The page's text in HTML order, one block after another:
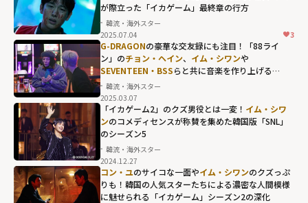
TOGETHER)
らが
顔を揃えた
「THE
SEASONS」年末
特番"
width="304"
height="203"
loading="lazy"
fetchpriority="h
igh">
が際立った「イカゲーム」最終章の行方
韓流・海外スター
2025.07.04
3
G-DRAGONの豪華な交友録にも注目！「88ライ
ン」のチョン・ヘイン、 イム・シワンや
SEVENTEEN・BSSらと共に音楽を作り上げる
「Good Day」
韓流・海外スター
2025.03.07
「イカゲーム2」のクズ男役とは一変！ イム・シワ
ンのコメディセンスが称賛を集めた韓国版「SNL」
のシーズン5
韓流・海外スター
2024.12.27
コン・ユのサイコな一面やイム・シワンのクズっぷ
りも！韓国の人気スターたちによる濃密な人間模様
に魅せられる「イカゲーム」シーズン2の深化